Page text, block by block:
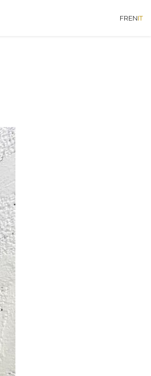
FRENIT